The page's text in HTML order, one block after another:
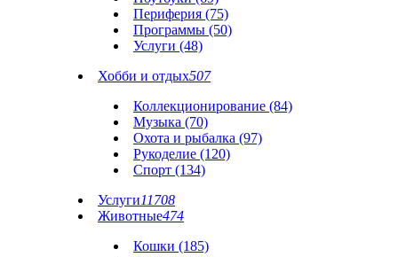
Периферия (75)
Программы (50)
Услуги (48)
Хобби и отдых507
Коллекционирование (84)
Музыка (70)
Охота и рыбалка (97)
Рукоделие (120)
Спорт (134)
Услуги11708
Животные474
Кошки (185)